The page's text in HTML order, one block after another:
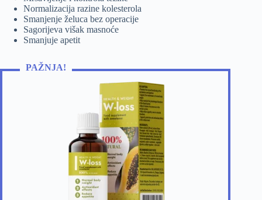
Normalizacija razine kolesterola
Smanjenje želuca bez operacije
Sagorijeva višak masnoće
Smanjuje apetit
PAŽNJA!